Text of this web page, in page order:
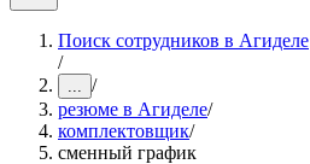
Поиск сотрудников в Агиделе
/
... /
резюме в Агиделе/
комплектовщик/
сменный график